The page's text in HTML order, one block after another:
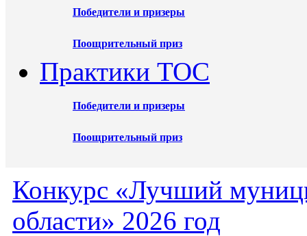
Победители и призеры
Поощрительный приз
Практики ТОС
Победители и призеры
Поощрительный приз
Конкурс «Лучший
области» 2026 год